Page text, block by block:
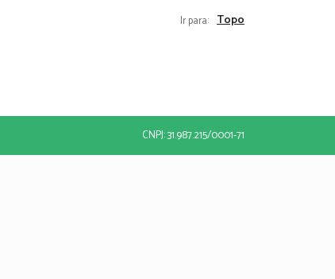
Ir para: Topo
CNPJ: 31.987.215/0001-71